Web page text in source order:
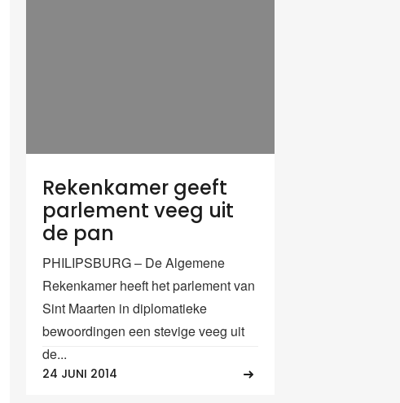
Rekenkamer geeft
parlement veeg uit
de pan
PHILIPSBURG – De Algemene
Rekenkamer heeft het parlement van
Sint Maarten in diplomatieke
bewoordingen een stevige veeg uit
de...
24 JUNI 2014